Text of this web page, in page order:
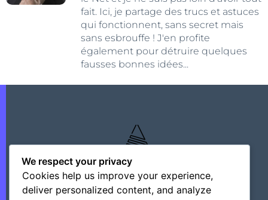
fait. Ici, je partage des trucs et astuces
qui fonctionnent, sans secret mais
sans esbrouffe ! J'en profite
également pour détruire quelques
fausses bonnes idées...
We respect your privacy
Cookies help us improve your experience,
deliver personalized content, and analyze